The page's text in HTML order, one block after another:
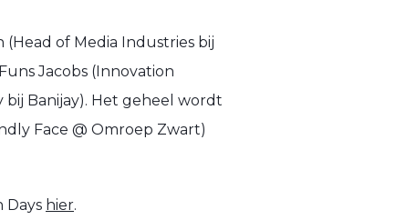
(Head of Media Industries bij
Jacobs (Innovation
bij Banijay). Het geheel wordt
Face @ Omroep Zwart)
Days hier.